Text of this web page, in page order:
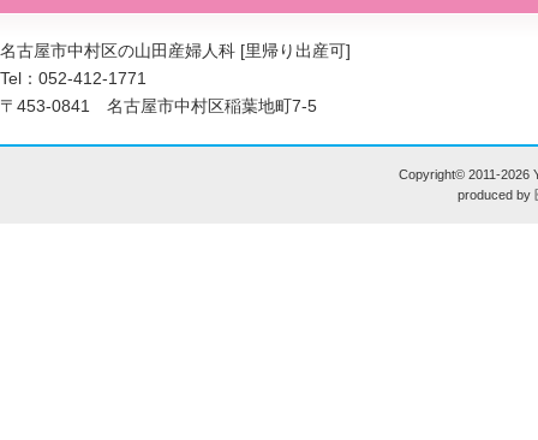
名古屋市中村区の山田産婦人科 [里帰り出産可]
Tel：052-412-1771
〒453-0841 名古屋市中村区稲葉地町7-5
Copyright© 2011-2026
produced by